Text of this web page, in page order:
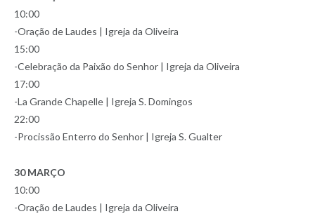
10:00
-Oração de Laudes | Igreja da Oliveira
15:00
-Celebração da Paixão do Senhor | Igreja da Oliveira
17:00
-La Grande Chapelle | Igreja S. Domingos
22:00
-Procissão Enterro do Senhor | Igreja S. Gualter
30 MARÇO
10:00
-Oração de Laudes | Igreja da Oliveira